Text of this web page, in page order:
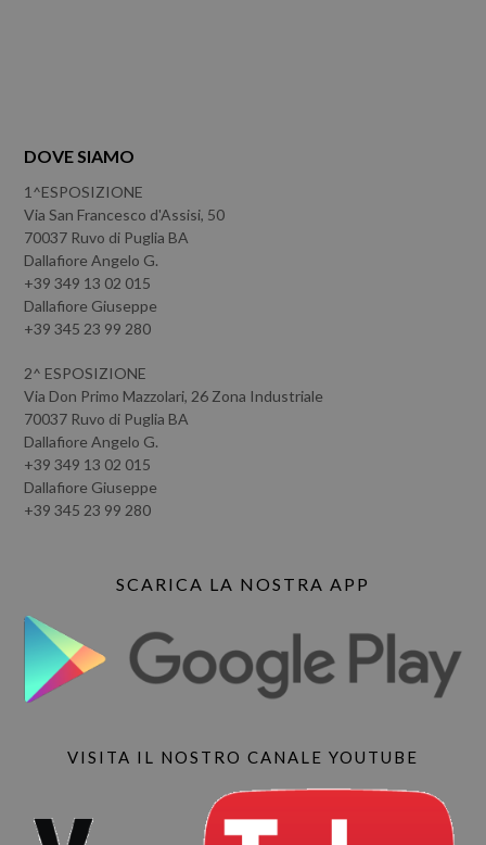
DOVE SIAMO
1^ESPOSIZIONE
Via San Francesco d'Assisi, 50
70037 Ruvo di Puglia BA
Dallafiore Angelo G.
+39 349 13 02 015
Dallafiore Giuseppe
+39 345 23 99 280
2^ ESPOSIZIONE
Via Don Primo Mazzolari, 26 Zona Industriale
70037 Ruvo di Puglia BA
Dallafiore Angelo G.
+39 349 13 02 015
Dallafiore Giuseppe
+39 345 23 99 280
SCARICA LA NOSTRA APP
VISITA IL NOSTRO CANALE YOUTUBE